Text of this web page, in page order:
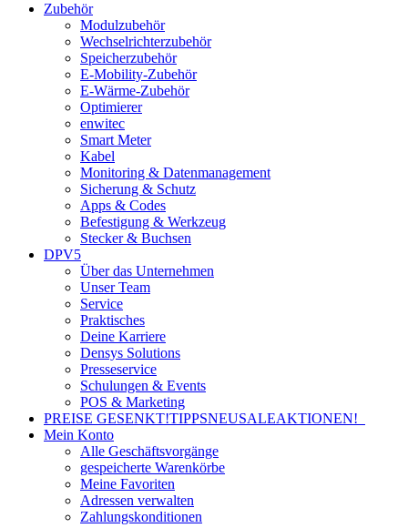
Zubehör
Modulzubehör
Wechselrichterzubehör
Speicherzubehör
E-Mobility-Zubehör
E-Wärme-Zubehör
Optimierer
enwitec
Smart Meter
Kabel
Monitoring & Datenmanagement
Sicherung & Schutz
Apps & Codes
Befestigung & Werkzeug
Stecker & Buchsen
DPV5
Über das Unternehmen
Unser Team
Service
Praktisches
Deine Karriere
Densys Solutions
Presseservice
Schulungen & Events
POS & Marketing
PREISE GESENKT!TIPPSNEUSALEAKTIONEN!
Mein Konto
Alle Geschäftsvorgänge
gespeicherte Warenkörbe
Meine Favoriten
Adressen verwalten
Zahlungskonditionen